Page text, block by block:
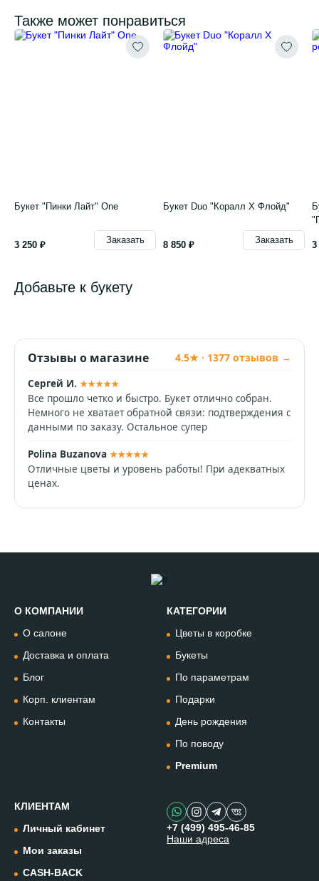
Также может понравиться
Букет "Пинки Лайт" One
3 250 ₽ Заказать
Букет Duo "Коралл Х Флойд"
8 850 ₽ Заказать 3
Добавьте к букету
Отзывы о магазине 4.5★ · 1377 отзывов →
Сергей И. ★★★★★
Все прошло четко и быстро. Букет отлично собран.
Немного не хватает обратной связи: подтверждения с
данными по заказу. Остальное супер
Polina Buzanova ★★★★★
Отличные цветы и уровень работы! При адекватных
ценах.
О КОМПАНИИ
О салоне
Доставка и оплата
Блог
Корп. клиентам
Контакты
КАТЕГОРИИ
Цветы в коробке
Букеты
По параметрам
Подарки
День рождения
По поводу
Premium
КЛИЕНТАМ
Личный кабинет
Мои заказы
CASH-BACK
+7 (499) 495-46-85
Наши адреса
Позвонить
+74994954685
WhatsApp
+79912981236
@omflowersbot
Instagram